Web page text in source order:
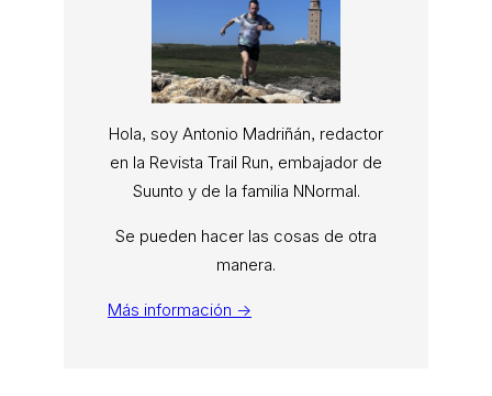
Hola, soy Antonio Madriñán, redactor
en la Revista Trail Run, embajador de
Suunto y de la familia NNormal.
Se pueden hacer las cosas de otra
manera.
Más información →